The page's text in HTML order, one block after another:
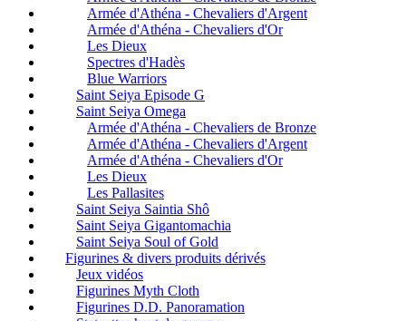
Armée d'Athéna - Chevaliers d'Argent
Armée d'Athéna - Chevaliers d'Or
Les Dieux
Spectres d'Hadès
Blue Warriors
Saint Seiya Episode G
Saint Seiya Omega
Armée d'Athéna - Chevaliers de Bronze
Armée d'Athéna - Chevaliers d'Argent
Armée d'Athéna - Chevaliers d'Or
Les Dieux
Les Pallasites
Saint Seiya Saintia Shô
Saint Seiya Gigantomachia
Saint Seiya Soul of Gold
Figurines & divers produits dérivés
Jeux vidéos
Figurines Myth Cloth
Figurines D.D. Panoramation